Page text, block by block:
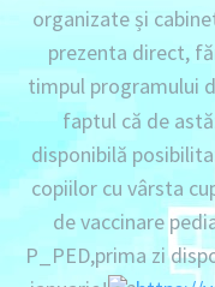
organizate și
prezenta direct,
timpul programului
faptul că de
disponibilă
copiilor cu vârsta
de vaccinare
P_PED,prima zi